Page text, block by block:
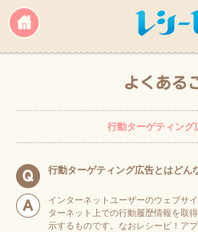
行動ターゲティング
行動ターゲティング広告とはどん
インターネットユーザーのウェブサ
ターネット上での行動履歴情報を取
示するものです。なおレシーピ！ア